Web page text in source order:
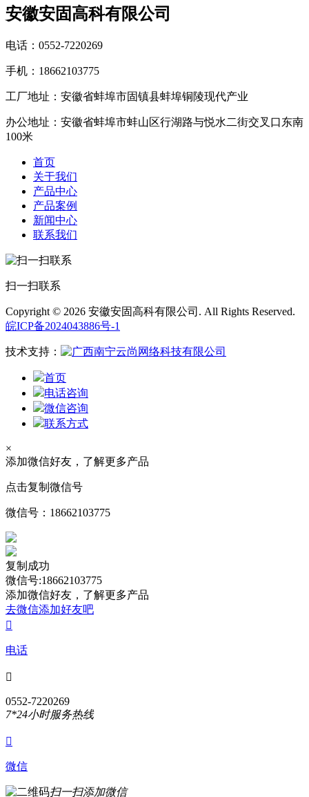
安徽安固高科有限公司
电话：0552-7220269
手机：18662103775
工厂地址：安徽省蚌埠市固镇县蚌埠铜陵现代产业
办公地址：安徽省蚌埠市蚌山区行湖路与悦水二街交叉口东南
100米
首页
关于我们
产品中心
产品案例
新闻中心
联系我们
扫一扫联系
Copyright © 2026 安徽安固高科有限公司. All Rights Reserved.
皖ICP备2024043886号-1
技术支持：
首页
电话咨询
微信咨询
联系方式
×
添加微信好友，了解更多产品
点击复制微信号
微信号： 18662103775
复制成功
微信号:18662103775
添加微信好友，了解更多产品
去微信添加好友吧

电话

0552-7220269
7*24小时服务热线

微信
扫一扫添加微信